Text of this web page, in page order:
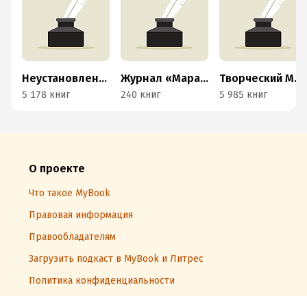
Неустановленный автор
5 178 книг
Журнал «Марафонец»
240 книг
Творческий MojoMedia
5 985 книг
О проекте
Что такое MyBook
Правовая информация
Правообладателям
Загрузить подкаст в MyBook и Литрес
Политика конфиденциальности